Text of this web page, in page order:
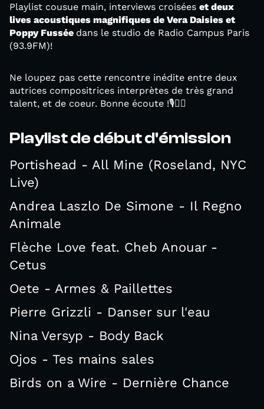
Playlist cousue main, interviews croisées et deux
lives acoustiques magnifiques de Vera Daisies et
Poppy Fussée dans le studio de Radio Campus Paris
(93.9FM)!
Ne loupez pas cette rencontre inédite entre deux
autrices compositrices interprètes de très grand
talent, et de coeur. Bonne écoute !🎙️❤️‍🔥
Playlist de début d'émission
Portishead - All Mine (Roseland, NYC
Live)
Andrea Laszlo De Simone - Il Regno
Animale
Flèche Love feat. Cheb Anouar -
Cetus
Oete - Armes & Paillettes
Pierre Grizzli - Danser sur l'eau
Nina Versyp - Body Back
Ojos - Tes mains sales
Birds on a Wire - Dernière Chance